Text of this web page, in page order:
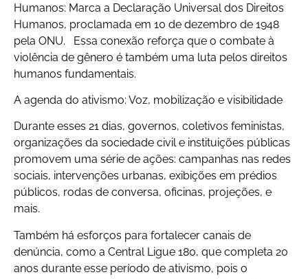
Humanos: Marca a Declaração Universal dos Direitos
Humanos, proclamada em 10 de dezembro de 1948
pela ONU. Essa conexão reforça que o combate à
violência de gênero é também uma luta pelos direitos
humanos fundamentais.
A agenda do ativismo: Voz, mobilização e visibilidade
Durante esses 21 dias, governos, coletivos feministas,
organizações da sociedade civil e instituições públicas
promovem uma série de ações: campanhas nas redes
sociais, intervenções urbanas, exibições em prédios
públicos, rodas de conversa, oficinas, projeções, e
mais.
Também há esforços para fortalecer canais de
denúncia, como a Central Ligue 180, que completa 20
anos durante esse período de ativismo, pois o